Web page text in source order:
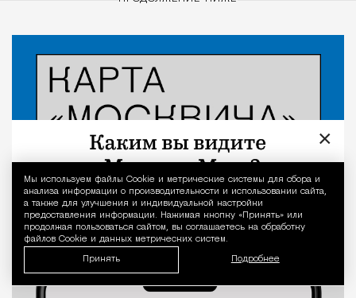
Уведомление
Мы используем файлы Сookie и метрические системы для сбора и
анализа информации о производительности и использовании сайта,
а также для улучшения и индивидуальной настройки
предоставления информации. Нажимая кнопку «Принять» или
продолжая пользоваться сайтом, вы соглашаетесь на обработку
файлов Cookie и данных метрических систем.
Принять Подробнее
×